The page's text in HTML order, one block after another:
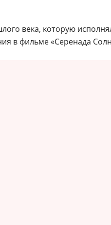
века, которую
в фильме «Серенада